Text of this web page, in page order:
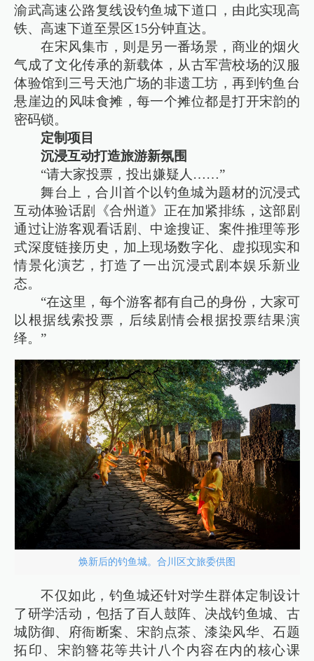
渝武高速公路复线设钓鱼城下道口，由此实现高
铁、高速下道至景区15分钟直达。
在宋风集市，则是另一番场景，商业的烟火
气成了文化传承的新载体，从古军营校场的汉服
体验馆到三号天池广场的非遗工坊，再到钓鱼台
悬崖边的风味食摊，每一个摊位都是打开宋韵的
密码锁。
定制项目
沉浸互动打造旅游新氛围
“请大家投票，投出嫌疑人……”
舞台上，合川首个以钓鱼城为题材的沉浸式
互动体验话剧《合州道》正在加紧排练，这部剧
通过让游客观看话剧、中途搜证、案件推理等形
式深度链接历史，加上现场数字化、虚拟现实和
情景化演艺，打造了一出沉浸式剧本娱乐新业
态。
“在这里，每个游客都有自己的身份，大家可
以根据线索投票，后续剧情会根据投票结果演
绎。”
焕新后的钓鱼城。合川区文旅委供图
不仅如此，钓鱼城还针对学生群体定制设计
了研学活动，包括了百人鼓阵、决战钓鱼城、古
城防御、府衙断案、宋韵点茶、漆染风华、石题
拓印、宋韵簪花等共计八个内容在内的核心课